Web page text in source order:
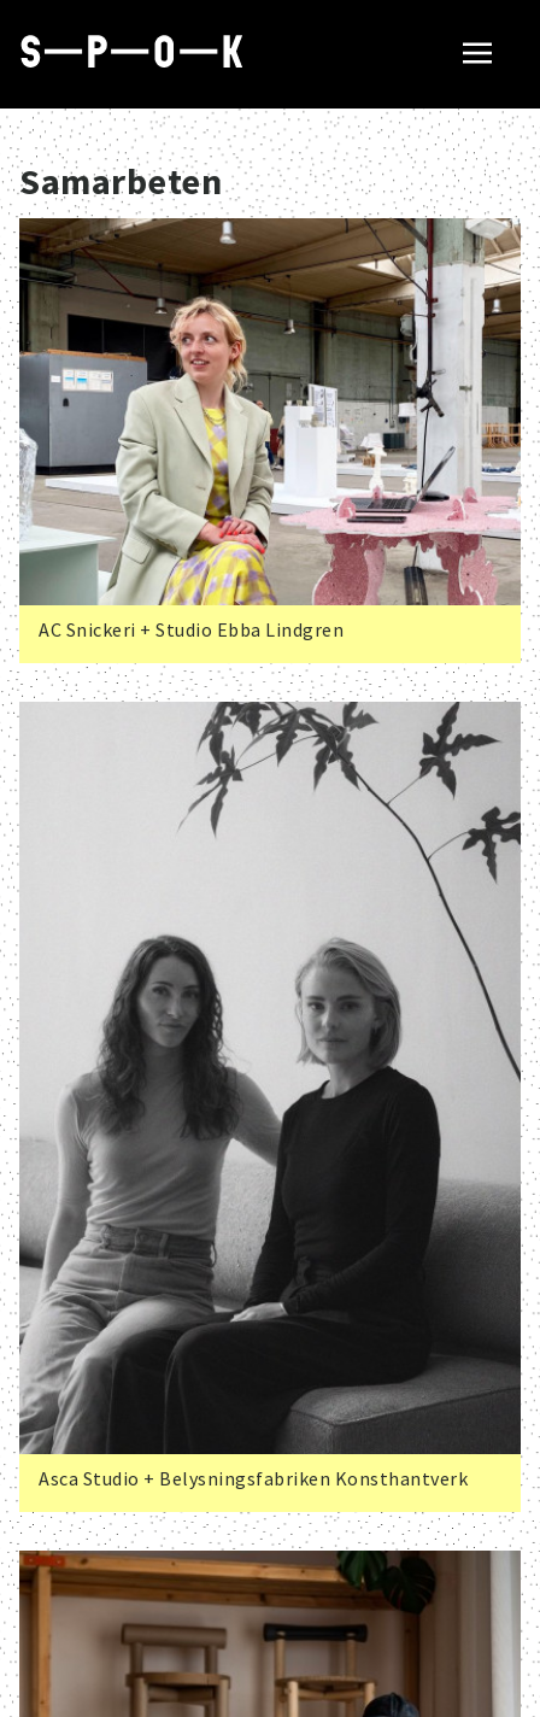
Sök tillverkare
Så fungerar SPOK
Hubbar
Om SPOK
Samarbeten
Aktuellt i SPOK-nätverket
Sv/En
Samarbeten
AC Snickeri + Studio Ebba Lindgren
Asca Studio + Belysningsfabriken Konsthantverk